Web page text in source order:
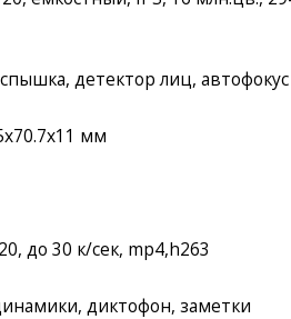
детектор лиц, автофокус
мм
до 30 к/сек, mp4,h263
диктофон, заметки